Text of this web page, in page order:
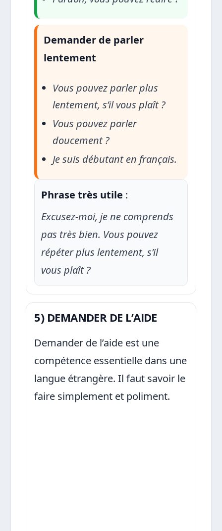
Demander de parler
lentement
Vous pouvez parler plus
lentement, s’il vous plaît ?
Vous pouvez parler
doucement ?
Je suis débutant en français.
Phrase très utile :
Excusez-moi, je ne comprends
pas très bien. Vous pouvez
répéter plus lentement, s’il
vous plaît ?
5) DEMANDER DE L’AIDE
Demander de l’aide est une
compétence essentielle dans une
langue étrangère. Il faut savoir le
faire simplement et poliment.